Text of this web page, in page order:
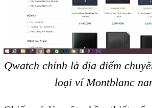
Qwatch chính là địa điểm
loại ví Montblanc